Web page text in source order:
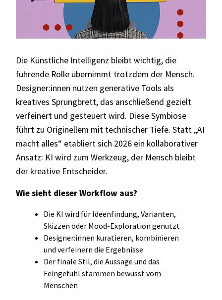
Die Künstliche Intelligenz bleibt wichtig, die
führende Rolle übernimmt trotzdem der Mensch.
Designer:innen nutzen generative Tools als
kreatives Sprungbrett, das anschließend gezielt
verfeinert und gesteuert wird. Diese Symbiose
führt zu Originellem mit technischer Tiefe. Statt „AI
macht alles“ etabliert sich 2026 ein kollaborativer
Ansatz: KI wird zum Werkzeug, der Mensch bleibt
der kreative Entscheider.
Wie sieht dieser Workflow aus?
Die KI wird für Ideenfindung, Varianten,
Skizzen oder Mood-Exploration genutzt
Designer:innen kuratieren, kombinieren
und verfeinern die Ergebnisse
Der finale Stil, die Aussage und das
Feingefühl stammen bewusst vom
Menschen